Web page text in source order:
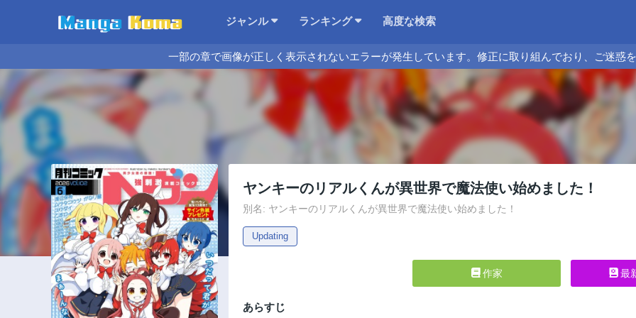
ジャンル ランキング 高度な検索
一部の章で画像が正しく表示されないエラーが発生しています。修正に取り組んでおり、ご迷惑
ヤンキーのリアルくんが異世界で魔法使い始めました！
別名: ヤンキーのリアルくんが異世界で魔法使い始めました！
Updating
作家 最
あらすじ